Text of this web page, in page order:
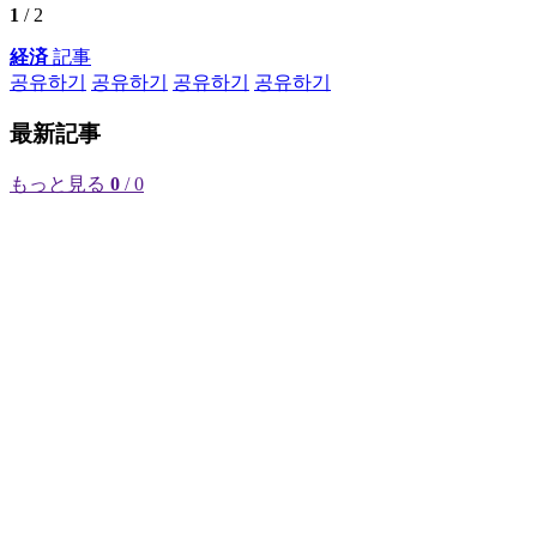
1 / 2
経済記事
공유하기
공유하기 공유하기 공유하기
最新記事
もっと見る 0 / 0